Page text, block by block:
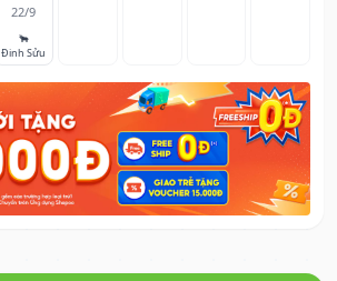
22/9
🐂
Đinh Sửu